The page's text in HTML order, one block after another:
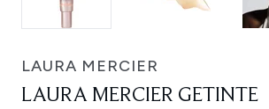
LAURA MERCIER
LAURA MERCIER GETINTE